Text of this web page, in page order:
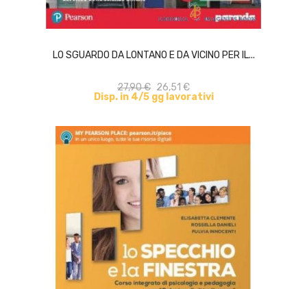
LO SGUARDO DA LONTANO E DA VICINO PER IL...
27,90 € 26,51 €
Disp. in 4/5 gg lavorativi
ACQUISTA